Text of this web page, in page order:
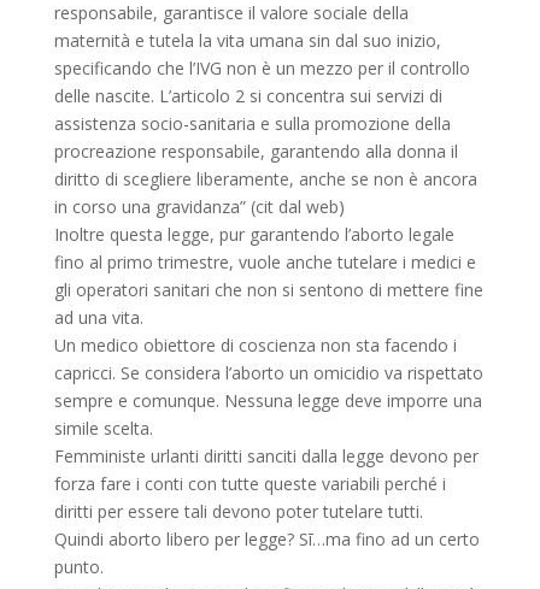
responsabile, garantisce il valore sociale della
maternità e tutela la vita umana sin dal suo inizio,
specificando che l’IVG non è un mezzo per il controllo
delle nascite. L’articolo 2 si concentra sui servizi di
assistenza socio-sanitaria e sulla promozione della
procreazione responsabile, garantendo alla donna il
diritto di scegliere liberamente, anche se non è ancora
in corso una gravidanza” (cit dal web)
Inoltre questa legge, pur garantendo l’aborto legale
fino al primo trimestre, vuole anche tutelare i medici e
gli operatori sanitari che non si sentono di mettere fine
ad una vita.
Un medico obiettore di coscienza non sta facendo i
capricci. Se considera l’aborto un omicidio va rispettato
sempre e comunque. Nessuna legge deve imporre una
simile scelta.
Femministe urlanti diritti sanciti dalla legge devono per
forza fare i conti con tutte queste variabili perché i
diritti per essere tali devono poter tutelare tutti.
Quindi aborto libero per legge? Sī…ma fino ad un certo
punto.